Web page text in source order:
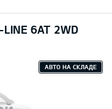
LINE 6AT 2WD
АВТО НА СКЛАДЕ